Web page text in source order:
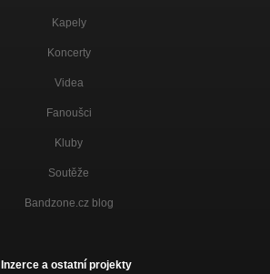
Kapely
Koncerty
Videa
Fanoušci
Kluby
Soutěže
Bandzone.cz blog
Inzerce a ostatní projekty